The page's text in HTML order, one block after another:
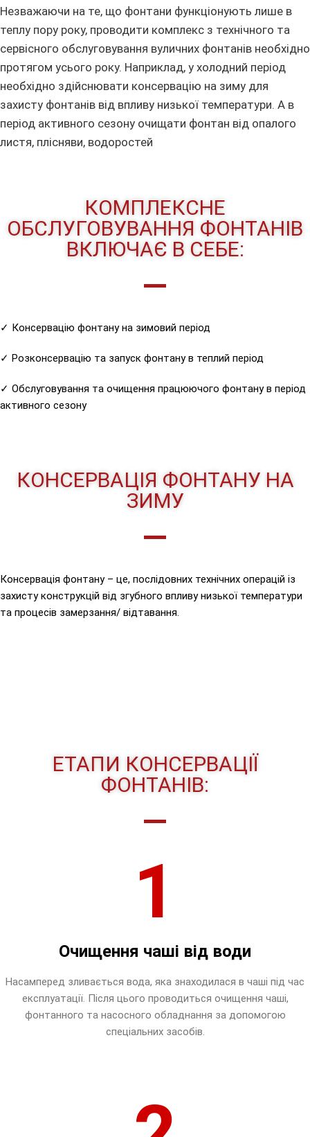
Незважаючи на те, що фонтани функціонують лише в
теплу пору року, проводити комплекс з технічного та
сервісного обслуговування вуличних фонтанів необхідно
протягом усього року. Наприклад, у холодний період
необхідно здійснювати консервацію на зиму для
захисту фонтанів від впливу низької температури. А в
період активного сезону очищати фонтан від опалого
листя, плісняви, водоростей
КОМПЛЕКСНЕ
ОБСЛУГОВУВАННЯ ФОНТАНІВ
ВКЛЮЧАЄ В СЕБЕ:
✓ Консервацію фонтану на зимовий період
✓ Розконсервацію та запуск фонтану в теплий період
✓ Обслуговування та очищення працюючого фонтану в період
активного сезону
КОНСЕРВАЦІЯ ФОНТАНУ НА
ЗИМУ
Консервація фонтану – це, послідовних технічних операцій із
захисту конструкцій від згубного впливу низької температури
та процесів замерзання/ відтавання.
ЕТАПИ КОНСЕРВАЦІЇ
ФОНТАНІВ:
1
Очищення чаші від води
Насамперед зливається вода, яка знаходилася в чаші під час
експлуатації. Після цього проводиться очищення чаші,
фонтанного та насосного обладнання за допомогою
спеціальних засобів.